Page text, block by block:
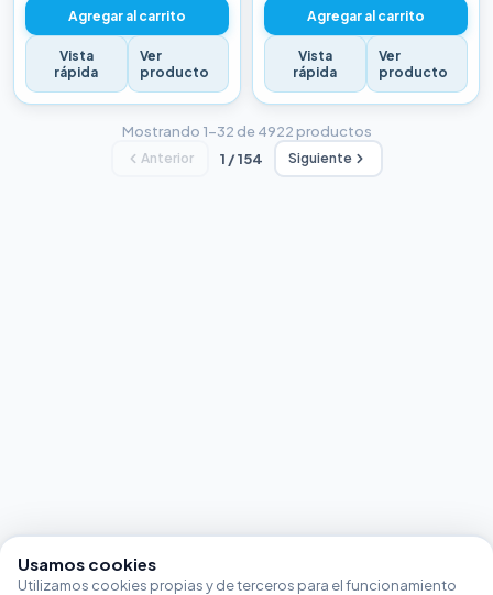
Agregar al carrito
Vista
rápida
Ver
producto
Agregar al carrito
Vista
rápida
Ver
producto
Mostrando 1–32 de 4922 productos
Anterior 1 / 154 Siguiente
Usamos cookies
Utilizamos cookies propias y de terceros para el funcionamiento